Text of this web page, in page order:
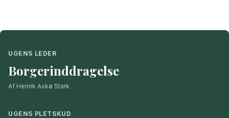
UGENS LEDER
Borgerinddragelse
Af Henrik Askø Stark
UGENS PLETSKUD